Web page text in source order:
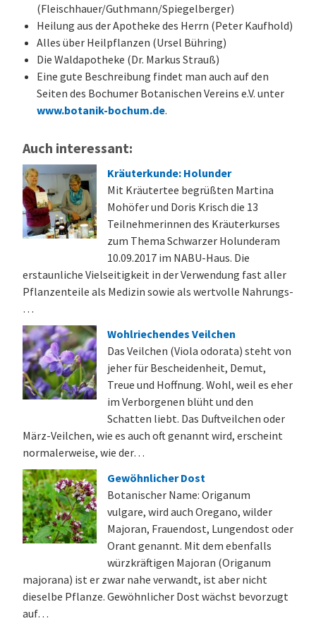
(Fleischhauer/Guthmann/Spiegelberger)
Heilung aus der Apotheke des Herrn (Peter Kaufhold)
Alles über Heilpflanzen (Ursel Bühring)
Die Waldapotheke (Dr. Markus Strauß)
Eine gute Beschreibung findet man auch auf den
Seiten des Bochumer Botanischen Vereins e.V. unter
www.botanik-bochum.de.
Auch interessant:
Kräuterkunde: Holunder
Mit Kräutertee begrüßten Martina
Mohöfer und Doris Krisch die 13
Teilnehmerinnen des Kräuterkurses
zum Thema Schwarzer Holunderam
10.09.2017 im NABU-Haus. Die
erstaunliche Vielseitigkeit in der Verwendung fast aller
Pflanzenteile als Medizin sowie als wertvolle Nahrungs-
…
Wohlriechendes Veilchen
Das Veilchen (Viola odorata) steht von
jeher für Bescheidenheit, Demut,
Treue und Hoffnung. Wohl, weil es eher
im Verborgenen blüht und den
Schatten liebt. Das Duftveilchen oder
März-Veilchen, wie es auch oft genannt wird, erscheint
normalerweise, wie der…
Gewöhnlicher Dost
Botanischer Name: Origanum
vulgare, wird auch Oregano, wilder
Majoran, Frauendost, Lungendost oder
Orant genannt. Mit dem ebenfalls
würzkräftigen Majoran (Origanum
majorana) ist er zwar nahe verwandt, ist aber nicht
dieselbe Pflanze. Gewöhnlicher Dost wächst bevorzugt
auf…